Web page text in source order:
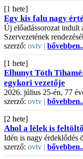
[1 hete]
Egy kis falu nagy
Új előadássorozat indult
Szervezetének
szerző: ovtv |
[1 hete]
Elhunyt Tóth
egykori vezetője
2026. július 25-én, 77
szerző: ovtv |
[2 hete]
Ahol a lélek is
Idén is nagy érdeklődés
szerző: ovtv |